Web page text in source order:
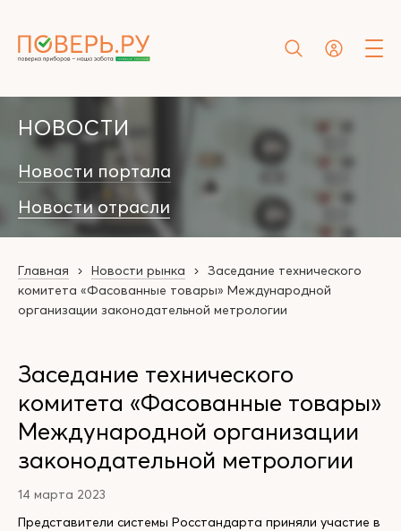
НОВОСТИ
Новости портала
Новости отрасли
Главная Новости рынка
Заседание технического
комитета «Фасованные товары» Международной
организации законодательной метрологии
Заседание технического
комитета «Фасованные товары»
Международной организации
законодательной метрологии
14 марта 2023
Представители системы Росстандарта приняли участие в